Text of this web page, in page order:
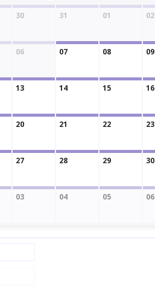
30 31 01 02
06 07 08 09
13 14 15 16
20 21 22 23
27 28 29 30
03 04 05 06